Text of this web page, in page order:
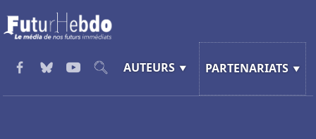
AUTEURS PARTENARIATS